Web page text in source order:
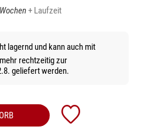
+ Laufzeit
lagernd und kann auch mit
rechtzeitig zur
geliefert werden.